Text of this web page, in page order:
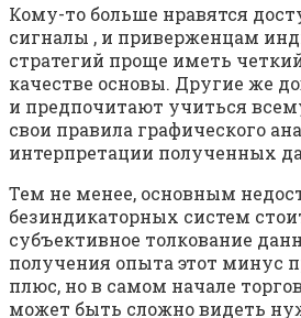
Кому-то больше нравятся
сигналы , и приверженцам
стратегий проще иметь
качестве основы. Другие же
и предпочитают учиться
свои правила графического
интерпретации полученных
Тем не менее, основным
безиндикаторных систем
субъективное толкование
получения опыта этот минус
плюс, но в самом начале
может быть сложно видеть